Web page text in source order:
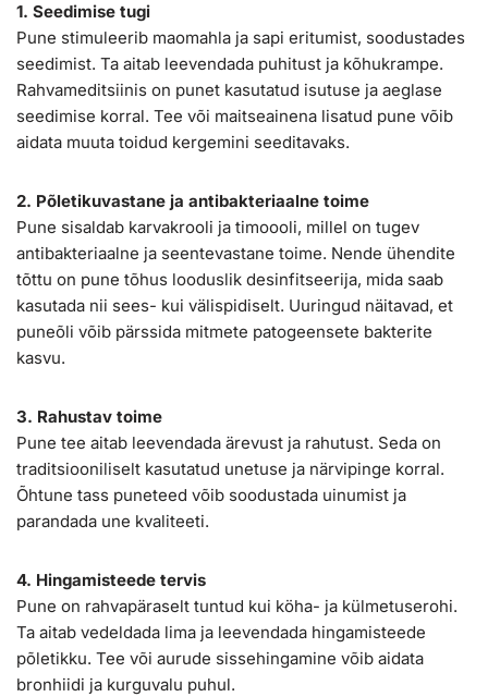
1. Seedimise tugi
Pune stimuleerib maomahla ja sapi eritumist, soodustades
seedimist. Ta aitab leevendada puhitust ja kõhukrampe.
Rahvameditsiinis on punet kasutatud isutuse ja aeglase
seedimise korral. Tee või maitseainena lisatud pune võib
aidata muuta toidud kergemini seeditavaks.
2. Põletikuvastane ja antibakteriaalne toime
Pune sisaldab karvakrooli ja timoooli, millel on tugev
antibakteriaalne ja seentevastane toime. Nende ühendite
tõttu on pune tõhus looduslik desinfitseerija, mida saab
kasutada nii sees- kui välispidiselt. Uuringud näitavad, et
puneõli võib pärssida mitmete patogeensete bakterite
kasvu.
3. Rahustav toime
Pune tee aitab leevendada ärevust ja rahutust. Seda on
traditsiooniliselt kasutatud unetuse ja närvipinge korral.
Õhtune tass puneteed võib soodustada uinumist ja
parandada une kvaliteeti.
4. Hingamisteede tervis
Pune on rahvapäraselt tuntud kui köha- ja külmetuserohi.
Ta aitab vedeldada lima ja leevendada hingamisteede
põletikku. Tee või aurude sissehingamine võib aidata
bronhiidi ja kurguvalu puhul.